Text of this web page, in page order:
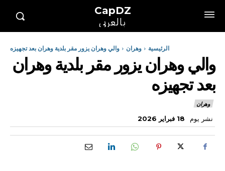
CapDZ
بالعربي
الرئيسية وهران والي وهران يزور مقر بلدية وهران بعد تجهيزه
والي وهران يزور مقر بلدية وهران
بعد تجهيزه
وهران
نشر يوم 18 فبراير 2026